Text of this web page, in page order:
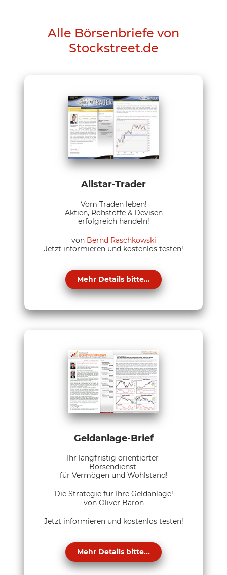
Alle Börsenbriefe von
Stockstreet.de
Allstar-Trader
Vom Traden leben!
Aktien, Rohstoffe & Devisen
erfolgreich handeln!
von Bernd Raschkowski
Jetzt informieren und kostenlos testen!
Mehr Details bitte...
Geldanlage-Brief
Ihr langfristig orientierter
Börsendienst
für Vermögen und Wohlstand!
Die Strategie für Ihre Geldanlage!
von Oliver Baron
Jetzt informieren und kostenlos testen!
Mehr Details bitte...